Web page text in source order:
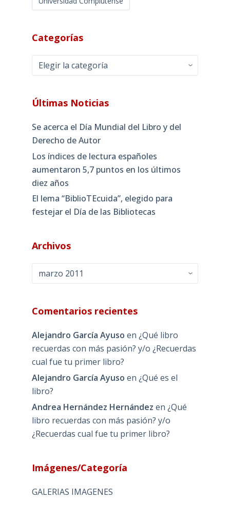
Categorías
Categorías
Últimas Noticias
Se acerca el Día Mundial del Libro y del
Derecho de Autor
Los índices de lectura españoles
aumentaron 5,7 puntos en los últimos
diez años
El lema “BiblioTEcuida”, elegido para
festejar el Día de las Bibliotecas
Archivos
Comentarios recientes
Alejandro García Ayuso en ¿Qué libro
recuerdas con más pasión? y/o ¿Recuerdas
cual fue tu primer libro?
Alejandro García Ayuso en ¿Qué es el
libro?
Andrea Hernández Hernández en ¿Qué
libro recuerdas con más pasión? y/o
¿Recuerdas cual fue tu primer libro?
Imágenes/Categoría
GALERIAS IMAGENES